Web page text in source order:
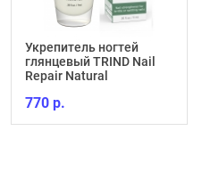
Укрепитель ногтей
глянцевый TRIND Nail
Repair Natural
770 р.